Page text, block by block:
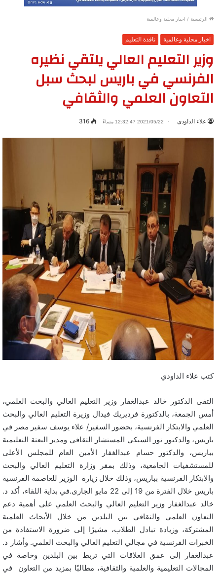
الرئيسية / اخبار محلية وعالمية
اخبار محلية وعالمية نافذة التعليم
وزير التعليم العالي يلتقي نظيره
الفرنسي في باريس لبحث سبل
التعاون العلمي والثقافي
علاء الداودى 2021/05/22 12:32:47 مساءً 316
كتب علاء الداودي
التقى الدكتور خالد عبدالغفار وزير التعليم العالي والبحث العلمي،
أمس الجمعة، بالدكتورة فرديريك فيدال وزيرة التعليم العالي والبحث
العلمي والابتكار الفرنسية، بحضور السفير/ علاء يوسف سفير مصر في
باريس، والدكتور نور السبكي المستشار الثقافي ومدير البعثة التعليمية
بباريس، والدكتور حسام عبدالغفار الأمين العام للمجلس الأعلى
للمستشفيات الجامعية، وذلك بمقر وزارة التعليم العالي والبحث
والابتكار الفرنسية بباريس، وذلك خلال زيارة الوزير للعاصمة الفرنسية
باريس خلال الفترة من 19 إلى 22 مايو الجارى.في بداية اللقاء، أكد د.
خالد عبدالغفار وزير التعليم العالي والبحث العلمي على أهمية دعم
التعاون العلمي والثقافي بين البلدين من خلال الأبحاث العلمية
المشتركة، وزيادة تبادل الطلاب، مشيرًا إلى ضرورة الاستفادة من
الخبرات الفرنسية في مجالي التعليم العالي والبحث العلمي. وأشار د.
عبدالغفار إلى عمق العلاقات التي تربط بين البلدين وخاصة في
المجالات التعليمية والعلمية والثقافية، مطالبًا بمزيد من التعاون في